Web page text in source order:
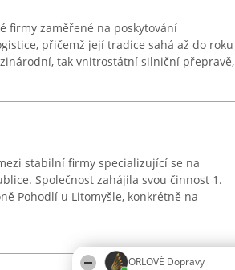
ORLOVÉ Dopravy
firmy zaměřené na poskytování
přičemž její tradice sahá až do roku
tak vnitrostátní silniční přepravě,
stabilní firmy specializující se na
Společnost zahájila svou činnost 1.
Pohodlí u Litomyšle, konkrétně na